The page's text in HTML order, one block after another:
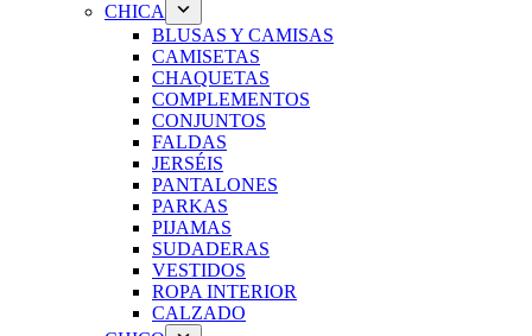
CHICA
BLUSAS Y CAMISAS
CAMISETAS
CHAQUETAS
COMPLEMENTOS
CONJUNTOS
FALDAS
JERSÉIS
PANTALONES
PARKAS
PIJAMAS
SUDADERAS
VESTIDOS
ROPA INTERIOR
CALZADO